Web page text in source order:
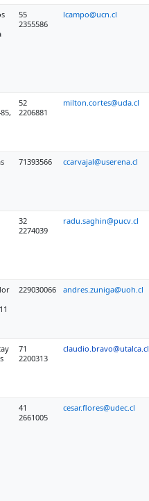
55
2355586
lcampo@ucn.cl
52
2206881
milton.cortes@uda.cl
71393566 ccarvajal@userena.cl
32
2274039
radu.saghin@pucv.cl
229030066 andres.zuniga@uoh.cl
71
2200313
claudio.bravo@utalca.cl
41
2661005
cesar.flores@udec.cl